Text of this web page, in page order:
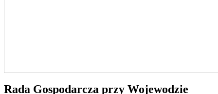
Rada Gospodarcza przy Wojewodzie